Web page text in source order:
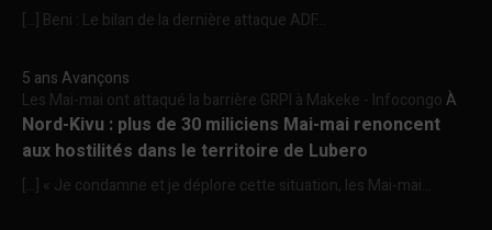
[…] Beni : Le bilan de la dernière attaque ADF...
5 ans Avançons
Les Mai-mai ont attaqué la barrière GRPI à Makeke - InfocongoÀ
Nord-Kivu : plus de 30 miliciens Mai-mai renoncent
aux hostilités dans le territoire de Lubero
[…] « Je condamne et je déplore cette situation, les Mai-mai...